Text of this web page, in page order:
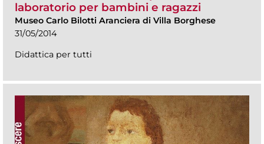
laboratorio per bambini e ragazzi
Museo Carlo Bilotti Aranciera di Villa Borghese
31/05/2014
Didattica per tutti